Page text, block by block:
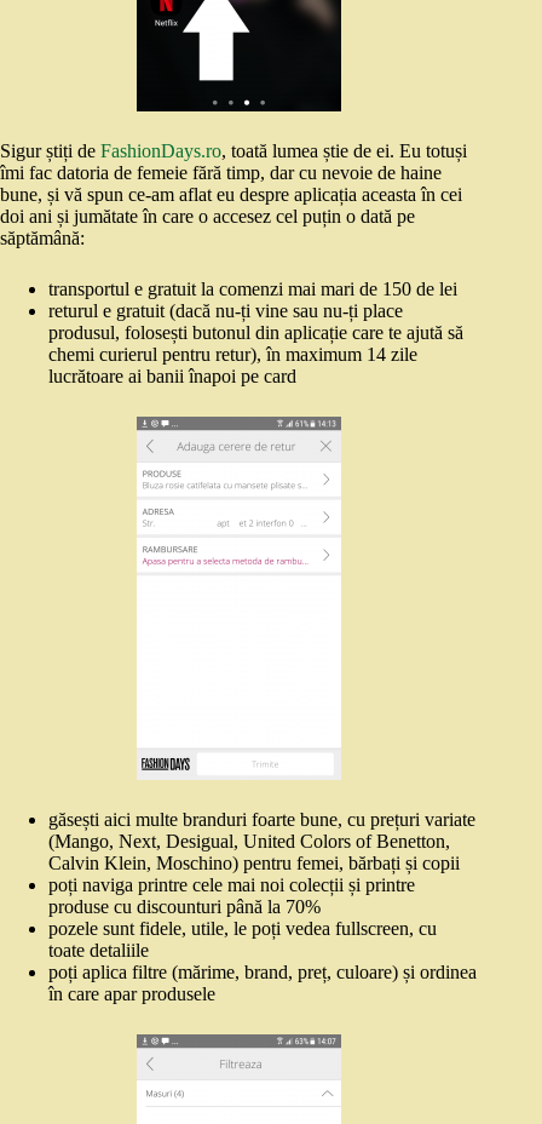
Sigur știți de FashionDays.ro, toată lumea știe de ei. Eu totuși
îmi fac datoria de femeie fără timp, dar cu nevoie de haine
bune, și vă spun ce-am aflat eu despre aplicația aceasta în cei
doi ani și jumătate în care o accesez cel puțin o dată pe
săptămână:
transportul e gratuit la comenzi mai mari de 150 de lei
returul e gratuit (dacă nu-ți vine sau nu-ți place
produsul, folosești butonul din aplicație care te ajută să
chemi curierul pentru retur), în maximum 14 zile
lucrătoare ai banii înapoi pe card
găsești aici multe branduri foarte bune, cu prețuri variate
(Mango, Next, Desigual, United Colors of Benetton,
Calvin Klein, Moschino) pentru femei, bărbați și copii
poți naviga printre cele mai noi colecții și printre
produse cu discounturi până la 70%
pozele sunt fidele, utile, le poți vedea fullscreen, cu
toate detaliile
poți aplica filtre (mărime, brand, preț, culoare) și ordinea
în care apar produsele